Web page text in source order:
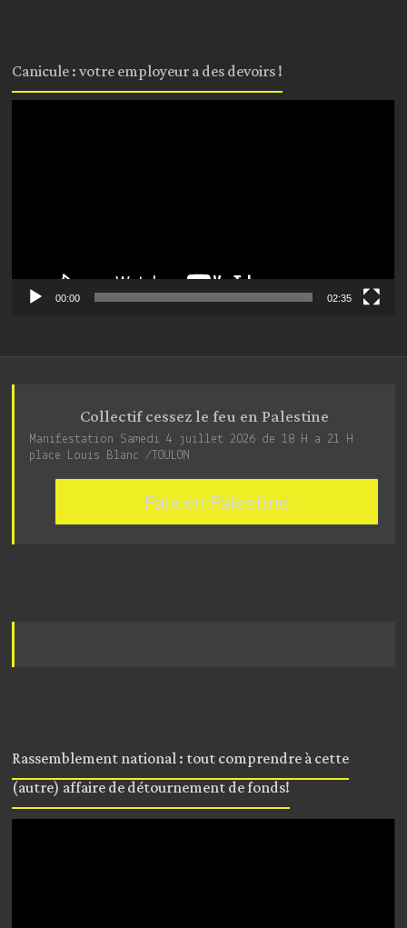
Canicule : votre employeur a des devoirs !
00:00 02:35
Collectif cessez le feu en Palestine
Manifestation Samedi 4 juillet 2026 de 18 H a 21 H
place Louis Blanc /TOULON
Paix en Palestine
Rassemblement national : tout comprendre à cette
(autre) affaire de détournement de fonds!